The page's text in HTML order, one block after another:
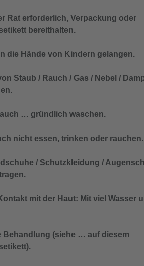
Rat erforderlich, Verpackung oder
bereithalten.
die Hände von Kindern gelangen.
Staub / Rauch / Gas / Nebel /
… gründlich waschen.
nicht essen, trinken oder rauchen.
/ Schutzkleidung /
mit der Haut: Mit viel Wasser
Behandlung (siehe … auf diesem